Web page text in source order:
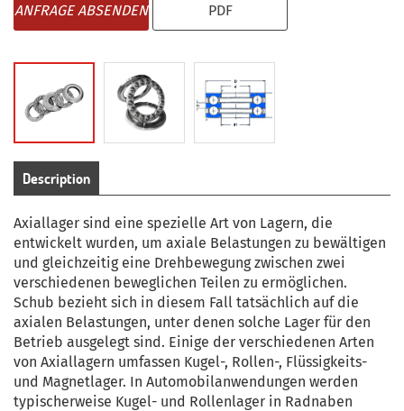
ANFRAGE ABSENDEN PDF
Description
Axiallager sind eine spezielle Art von Lagern, die
entwickelt wurden, um axiale Belastungen zu bewältigen
und gleichzeitig eine Drehbewegung zwischen zwei
verschiedenen beweglichen Teilen zu ermöglichen.
Schub bezieht sich in diesem Fall tatsächlich auf die
axialen Belastungen, unter denen solche Lager für den
Betrieb ausgelegt sind. Einige der verschiedenen Arten
von Axiallagern umfassen Kugel-, Rollen-, Flüssigkeits-
und Magnetlager. In Automobilanwendungen werden
typischerweise Kugel- und Rollenlager in Radnaben